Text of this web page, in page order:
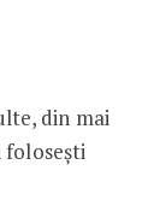
din mai
folosești